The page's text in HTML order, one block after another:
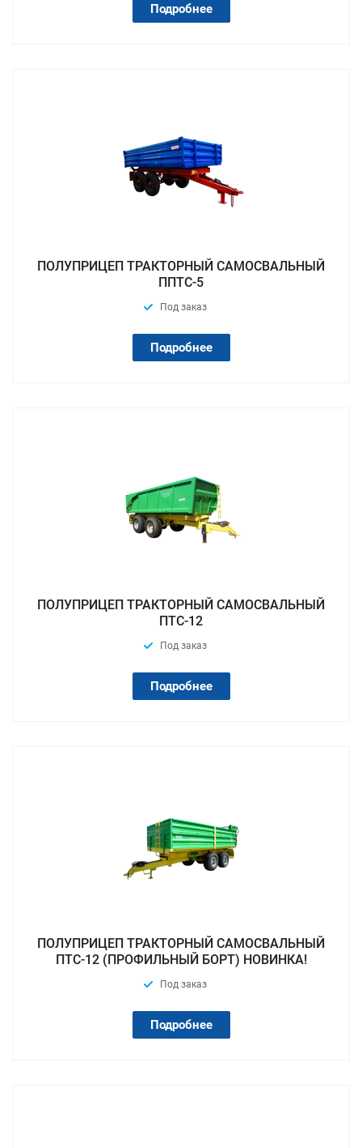
Подробнее
ПОЛУПРИЦЕП ТРАКТОРНЫЙ САМОСВАЛЬНЫЙ
ППТС-5
Под заказ
Подробнее
ПОЛУПРИЦЕП ТРАКТОРНЫЙ САМОСВАЛЬНЫЙ
ПТС-12
Под заказ
Подробнее
ПОЛУПРИЦЕП ТРАКТОРНЫЙ САМОСВАЛЬНЫЙ
ПТС-12 (ПРОФИЛЬНЫЙ БОРТ) НОВИНКА!
Под заказ
Подробнее